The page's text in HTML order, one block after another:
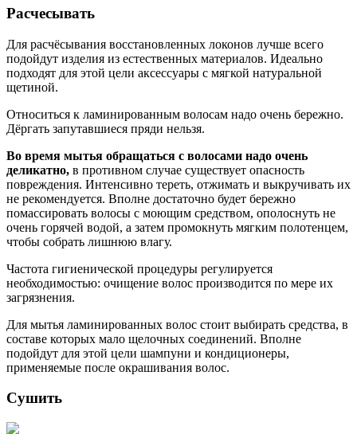
Расчесывать
Для расчёсывания восстановленных локонов лучше всего
подойдут изделия из естественных материалов. Идеально
подходят для этой цели аксессуары с мягкой натуральной
щетиной.
Относиться к ламинированным волосам надо очень бережно.
Дёргать запутавшиеся пряди нельзя.
Во время мытья обращаться с волосами надо очень
деликатно, в противном случае существует опасность
повреждения. Интенсивно тереть, отжимать и выкручивать их
не рекомендуется. Вполне достаточно будет бережно
помассировать волосы с моющим средством, ополоснуть не
очень горячей водой, а затем промокнуть мягким полотенцем,
чтобы собрать лишнюю влагу.
Частота гигиенической процедуры регулируется
необходимостью: очищение волос производится по мере их
загрязнения.
Для мытья ламинированных волос стоит выбирать средства, в
составе которых мало щелочных соединений. Вполне
подойдут для этой цели шампуни и кондиционеры,
применяемые после окрашивания волос.
Сушить